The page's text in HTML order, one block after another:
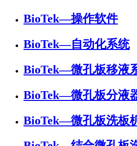
BioTek—操作软件
BioTek—自动化系统
BioTek—微孔板移液
BioTek—微孔板分液
BioTek—微孔板洗板